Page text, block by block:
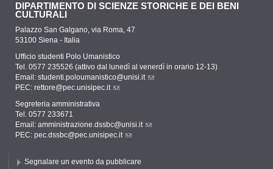
DIPARTIMENTO DI SCIENZE STORICHE E DEI BENI
CULTURALI
Palazzo San Galgano, via Roma, 47
53100 Siena - Italia
Ufficio studenti Polo Umanistico
Tel. 0577 235526 (attivo dal lunedì al venerdì in orario 12-13)
Email: studenti.poloumanistico@unisi.it
PEC: rettore@pec.unisipec.it
Segreteria amministrativa
Tel. 0577 233671
Email: amministrazione.dssbc@unisi.it
PEC: pec.dssbc@pec.unisipec.it
Segnalare un evento da pubblicare